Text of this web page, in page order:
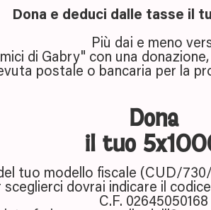
Dona e deduci dalle tasse il
Più dai e meno
di Gabry" con una
postale o bancaria per la
Dona
il tuo
tuo modello fiscale (CUD/
dovrai indicare il
C.F. 02645050168